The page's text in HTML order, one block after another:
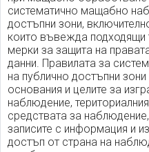
систематично мащабно
достъпни зони,
които въвежда подходящи
мерки за защита на
данни. Правилата за
на публично достъпни
основания и целите за
наблюдение,
средствата за
записите с информация и
достъп от страна на